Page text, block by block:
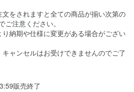
をされますと全ての商品が揃い次第の
ご注意ください。
納期や仕様に変更がある場合がござい
ャンセルはお受けできませんのでご了
販売終了